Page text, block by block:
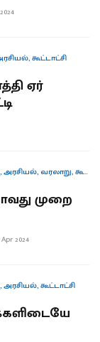
,கூட்டாட்சி
ஏர்
,அரசியல், வரலாறு,கூட்டாட்சி
முறை
2024
,அரசியல்,கூட்டாட்சி